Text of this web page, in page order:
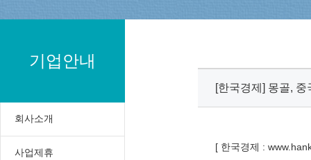
기업안내
회사소개
사업제휴
[한국경제] 몽골,
[ 한국경제 :